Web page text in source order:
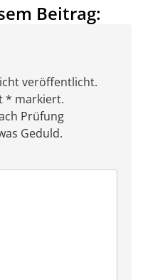
Beitrag:
veröffentlicht.
* markiert.
Prüfung
Geduld.